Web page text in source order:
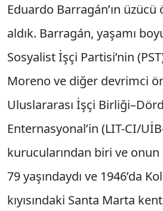
Eduardo Barragán’ın
aldık. Barragán, yaşamı
Sosyalist İşçi Partisi’nin
Moreno ve diğer devrimci
Uluslararası İşçi
Enternasyonal’in (LIT-CI/
kurucularından biri ve
79 yaşındaydı ve 1946’da
kıyısındaki Santa Marta